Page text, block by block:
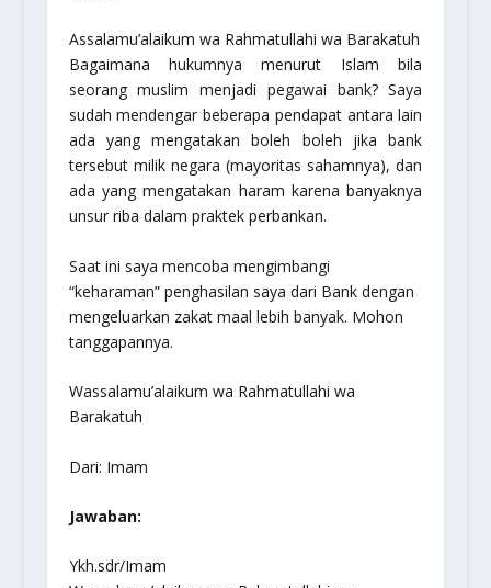
Assalamu’alaikum wa Rahmatullahi wa Barakatuh
Bagaimana hukumnya menurut Islam bila
seorang muslim menjadi pegawai bank? Saya
sudah mendengar beberapa pendapat antara lain
ada yang mengatakan boleh boleh jika bank
tersebut milik negara (mayoritas sahamnya), dan
ada yang mengatakan haram karena banyaknya
unsur riba dalam praktek perbankan.
Saat ini saya mencoba mengimbangi
“keharaman” penghasilan saya dari Bank dengan
mengeluarkan zakat maal lebih banyak. Mohon
tanggapannya.
Wassalamu’alaikum wa Rahmatullahi wa
Barakatuh
Dari: Imam
Jawaban:
Ykh.sdr/Imam